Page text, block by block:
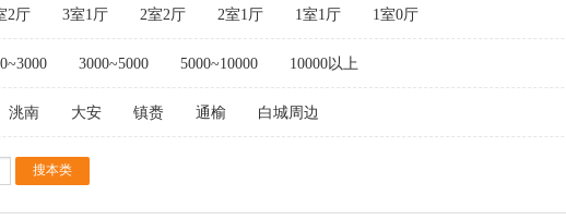
2厅 3室1厅 2室2厅 2室1厅 1室1厅 1室0厅
3000~5000 5000~10000 10000以上
洮南 大安 镇赉 通榆 白城周边